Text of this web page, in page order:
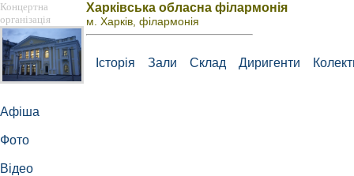
Концертна
організація
Афіша
Фото
Відео
Харківська обласна філармонія
м. Харків, філармонія
Історія Зали Склад Диригенти